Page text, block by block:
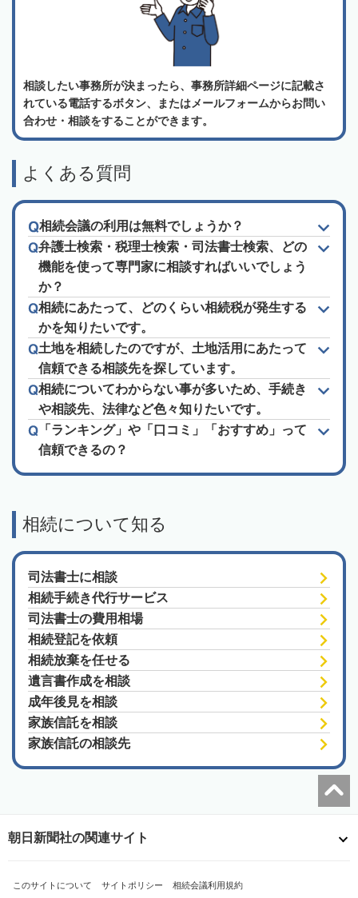
相談したい事務所が決まったら、事務所詳細ページに記載さ
れている電話するボタン、またはメールフォームからお問い
合わせ・相談をすることができます。
よくある質問
相続会議の利用は無料でしょうか？
弁護士検索・税理士検索・司法書士検索、どの
機能を使って専門家に相談すればいいでしょう
か？
相続にあたって、どのくらい相続税が発生する
かを知りたいです。
土地を相続したのですが、土地活用にあたって
信頼できる相談先を探しています。
相続についてわからない事が多いため、手続き
や相談先、法律など色々知りたいです。
「ランキング」や「口コミ」「おすすめ」って
信頼できるの？
相続について知る
司法書士に相談
相続手続き代行サービス
司法書士の費用相場
相続登記を依頼
相続放棄を任せる
遺言書作成を相談
成年後見を相談
家族信託を相談
家族信託の相談先
朝日新聞社の関連サイト
このサイトについて サイトポリシー 相続会議利用規約